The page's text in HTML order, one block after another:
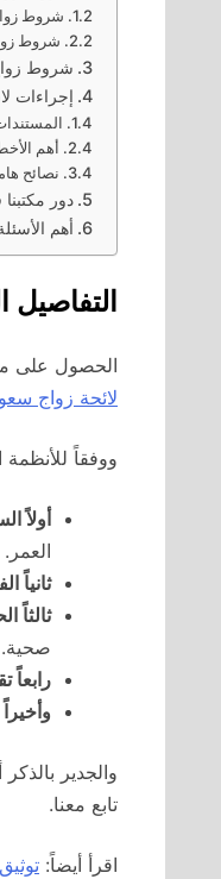
شروط
شروط
شروط زواج
إجراءات
أهم
نصائح
دور
أهم
التفاصيل
الحصول على
لائحة زواج
ووفقاً
أولاً
العمر.
ثانياً
ثالثاً
صحية.
رابعاً
تابع معنا.
اقرأ أيضاً: